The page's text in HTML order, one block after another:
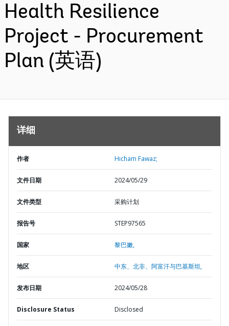
Health Resilience
Project - Procurement
Plan (英语)
详细
作者 Hicham Fawaz;
文件日期 2024/05/29
文件类型 采购计划
报告号 STEP97565
国家 黎巴嫩,
地区 中东、北非、阿富汗与巴基斯坦,
发布日期 2024/05/28
Disclosure Status Disclosed